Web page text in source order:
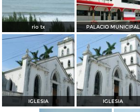
rio tx PALACIO MUNICIPAL
IGLESIA IGLESIA